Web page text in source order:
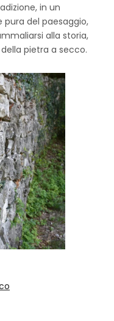
in un
del paesaggio,
alla storia,
pietra a secco.